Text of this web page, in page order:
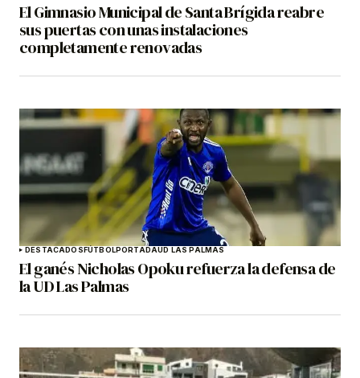
El Gimnasio Municipal de Santa Brígida reabre
sus puertas con unas instalaciones
completamente renovadas
DESTACADOSFÚTBOLPORTADAUD LAS PALMAS
El ganés Nicholas Opoku refuerza la defensa de
la UD Las Palmas